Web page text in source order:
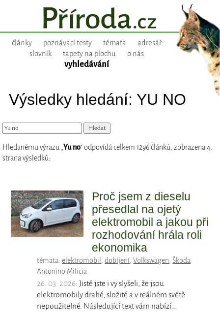
články poznávací testy témata
adresář
slovník
tapety na plochu o nás
vyhledávání
Výsledky hledání: YU NO
Hledanému výrazu „Yu no“ odpovídá celkem 1296 článků, zobrazena 4.
strana výsledků:
Proč jsem z dieselu
přesedlal na ojetý
elektromobil a jakou při
rozhodování hrála roli
ekonomika
témata:elektromobil ,dobíjení,Volkswagen,Škoda
Antonino Milicia
26. 03. 2026: Jistě jste i vy slyšeli, že jsou
elektromobily drahé, složité a v reálném světě
nepoužitelné. Následující text vám nabízí…